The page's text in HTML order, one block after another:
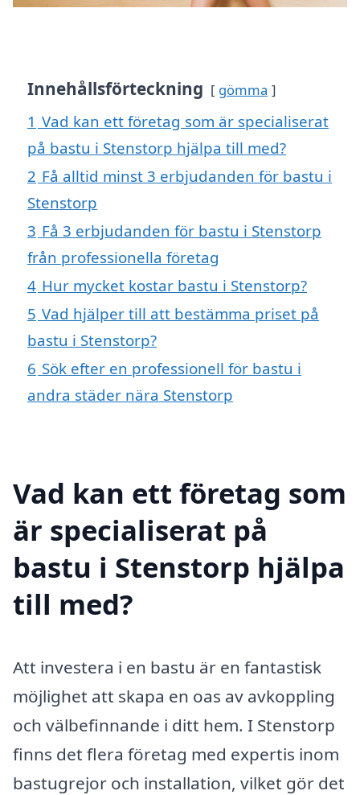
Innehållsförteckning gömma
1 Vad kan ett företag som är specialiserat
på bastu i Stenstorp hjälpa till med?
2 Få alltid minst 3 erbjudanden för bastu i
Stenstorp
3 Få 3 erbjudanden för bastu i Stenstorp
från professionella företag
4 Hur mycket kostar bastu i Stenstorp?
5 Vad hjälper till att bestämma priset på
bastu i Stenstorp?
6 Sök efter en professionell för bastu i
andra städer nära Stenstorp
Vad kan ett företag som
är specialiserat på
bastu i Stenstorp hjälpa
till med?
Att investera i en bastu är en fantastisk
möjlighet att skapa en oas av avkoppling
och välbefinnande i ditt hem. I Stenstorp
finns det flera företag med expertis inom
bastugrejor och installation, vilket gör det